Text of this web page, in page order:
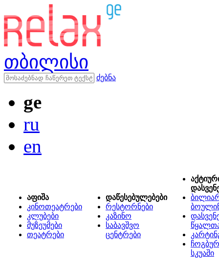
თბილისი
ძებნა
ge
ru
en
აფიშა
კინოთეატრები
კლუბები
მუზეუმები
თეატრები
დაწესებულებები
რესტორნები
კაზინო
საბავშვო
ცენტრები
სკუაში